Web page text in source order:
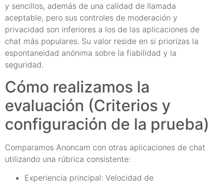
y sencillos, además de una calidad de llamada
aceptable, pero sus controles de moderación y
privacidad son inferiores a los de las aplicaciones de
chat más populares. Su valor reside en si priorizas la
espontaneidad anónima sobre la fiabilidad y la
seguridad.
Cómo realizamos la
evaluación (Criterios y
configuración de la prueba)
Comparamos Anoncam con otras aplicaciones de chat
utilizando una rúbrica consistente:
Experiencia principal: Velocidad de